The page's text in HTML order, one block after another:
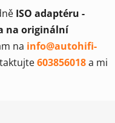
ISO adaptéru -
na originální
na info@autohifi-
603856018a mi